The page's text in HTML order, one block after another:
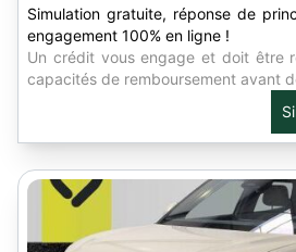
Simulation gratuite, réponse de
engagement 100% en ligne !
Un crédit vous engage et doit être
capacités de remboursement avant